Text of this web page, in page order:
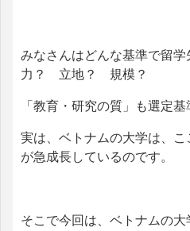
みなさんはどんな基準で留
力？ 立地？ 規模？
「教育・研究の質」も選定
実は、ベトナムの大学は、
が急成長しているのです。
そこで今回は、ベトナムの